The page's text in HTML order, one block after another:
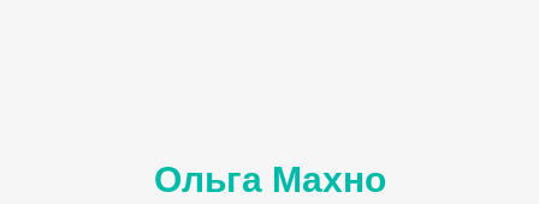
Ольга Махно